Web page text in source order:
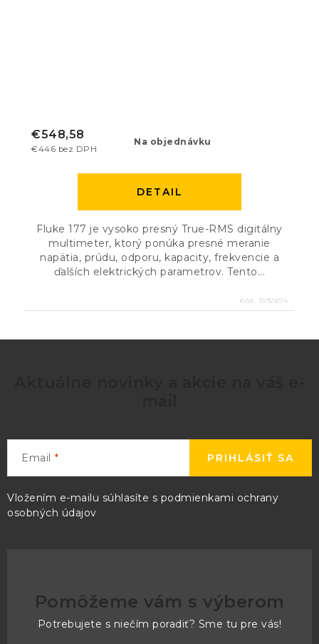
Na objednávku
€446 bez DPH
€548,58
DETAIL
Fluke 177 je vysoko presný True-RMS digitálny
multimeter, ktorý ponúka presné meranie
napätia, prúdu, odporu, kapacity, frekvencie a
ďalších elektrických parametrov. Tento...
Kód: 1592874
Email
Vložením e-mailu súhlasíte s podmienkami ochrany
osobných údajov
PRIHLÁSIŤ SA
Pomôžeme vám s výberom
Potrebujete s niečím poradiť? Sme tu pre vás!